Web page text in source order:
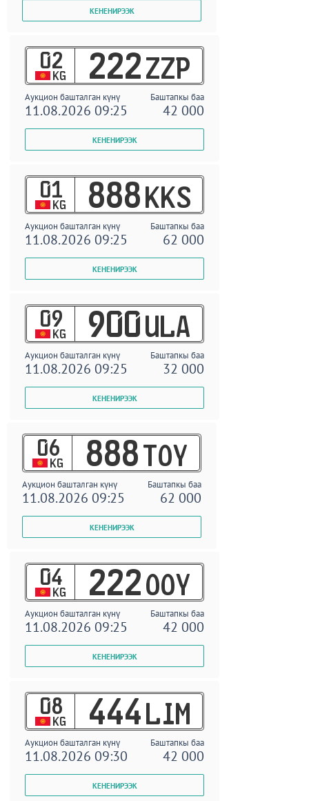
02
KG 222 ZZP
Аукцион башталган күнү Баштапкы баа
11.08.2026 09:25 42 000
01
KG 888 KKS
Аукцион башталган күнү Баштапкы баа
11.08.2026 09:25 62 000
09
KG 900 ULA
Аукцион башталган күнү Баштапкы баа
11.08.2026 09:25 32 000
06
KG 888 TOY
Аукцион башталган күнү Баштапкы баа
11.08.2026 09:25 62 000
04
KG 222 OOY
Аукцион башталган күнү Баштапкы баа
11.08.2026 09:25 42 000
08
KG 444 LIM
Аукцион башталган күнү Баштапкы баа
11.08.2026 09:30 42 000